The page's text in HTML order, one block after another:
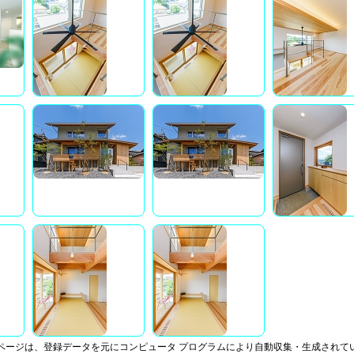
ジは、登録データを元にコンピュータ プログラムにより自動収集・生成されて